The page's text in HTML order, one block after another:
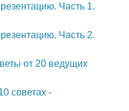
Часть 1.
Часть 2.
от 20 ведущих
советах -